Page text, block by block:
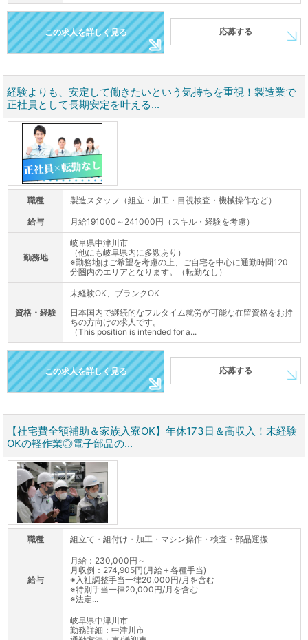
この求人を詳しく見る 応募する
経験よりも、安定して働きたいという気持ちを重視！製造業で
正社員として長期安定を叶える...
職種 製造スタッフ（組立・加工・目視検査・機械操作など）
給与 月給191000～241000円（スキル・経験を考慮）
勤務地
岐阜県中津川市
（他にも岐阜県内に多数あり）
※勤務地はご希望を考慮の上、ご自宅を中心に通勤時間120
分圏内のエリアとなります。（転勤なし）
資格・経験
未経験OK、ブランクOK
日本国内で継続的なフルタイム就労が可能な在留資格をお持
ちの方向けの求人です。
（This position is intended for a...
この求人を詳しく見る 応募する
【社宅費全額補助＆家族入寮OK】年休173日＆高収入！未経験
OKの軽作業◎電子部品の...
職種 組立て・組付け・加工・マシン操作・検査・部品運搬
給与
月給：230,000円～
月収例：274,905円(月給＋各種手当)
※入社調整手当一律20,000円/月を含む
※特別手当一律20,000円/月を含む
※法定...
岐阜県中津川市
勤務詳細：中津川市